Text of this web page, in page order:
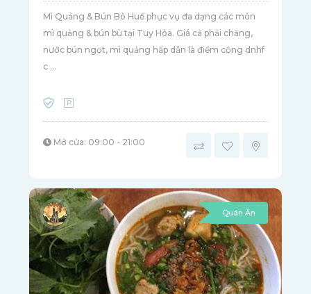
Mì Quảng & Bún Bò Huế phục vụ đa dạng các món
mì quảng & bún bù tại Tuy Hòa. Giá cả phải chăng,
nước bún ngọt, mì quảng hấp dẫn là điểm cộng dnhf
c ...
Mở cửa: 09:00 - 21:00
Quán Ăn